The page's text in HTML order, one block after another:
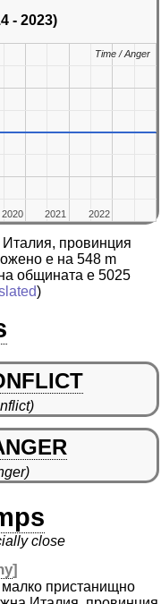
- 2023)
2020
2020 2021
2021 2022
2022
Time / Anger
Time / Anger
провинция
е на 548 m
общината е 5025
)
close
]
пристанищно